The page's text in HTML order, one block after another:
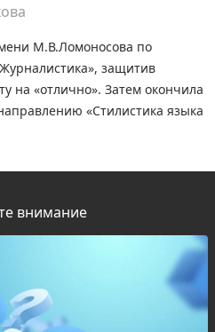
М.В.Ломоносова по
защитив
на «отлично». Затем окончила
«Стилистика языка
внимание